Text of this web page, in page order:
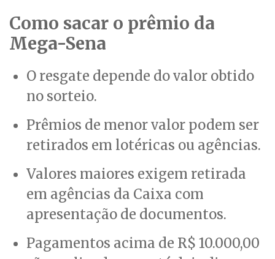
Como sacar o prêmio da
Mega-Sena
O resgate depende do valor obtido
no sorteio.
Prêmios de menor valor podem ser
retirados em lotéricas ou agências.
Valores maiores exigem retirada
em agências da Caixa com
apresentação de documentos.
Pagamentos acima de R$ 10.000,00